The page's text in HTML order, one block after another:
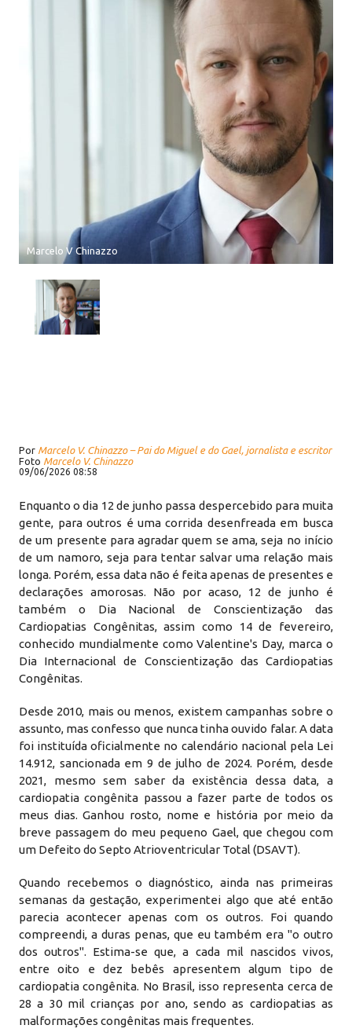
Marcelo V Chinazzo
Por Marcelo V. Chinazzo – Pai do Miguel e do Gael, jornalista e escritor
Foto Marcelo V. Chinazzo
09/06/2026 08:58
Enquanto o dia 12 de junho passa despercebido para muita
gente, para outros é uma corrida desenfreada em busca
de um presente para agradar quem se ama, seja no início
de um namoro, seja para tentar salvar uma relação mais
longa. Porém, essa data não é feita apenas de presentes e
declarações amorosas. Não por acaso, 12 de junho é
também o Dia Nacional de Conscientização das
Cardiopatias Congênitas, assim como 14 de fevereiro,
conhecido mundialmente como Valentine's Day, marca o
Dia Internacional de Conscientização das Cardiopatias
Congênitas.
Desde 2010, mais ou menos, existem campanhas sobre o
assunto, mas confesso que nunca tinha ouvido falar. A data
foi instituída oficialmente no calendário nacional pela Lei
14.912, sancionada em 9 de julho de 2024. Porém, desde
2021, mesmo sem saber da existência dessa data, a
cardiopatia congênita passou a fazer parte de todos os
meus dias. Ganhou rosto, nome e história por meio da
breve passagem do meu pequeno Gael, que chegou com
um Defeito do Septo Atrioventricular Total (DSAVT).
Quando recebemos o diagnóstico, ainda nas primeiras
semanas da gestação, experimentei algo que até então
parecia acontecer apenas com os outros. Foi quando
compreendi, a duras penas, que eu também era "o outro
dos outros". Estima-se que, a cada mil nascidos vivos,
entre oito e dez bebês apresentem algum tipo de
cardiopatia congênita. No Brasil, isso representa cerca de
28 a 30 mil crianças por ano, sendo as cardiopatias as
malformações congênitas mais frequentes.